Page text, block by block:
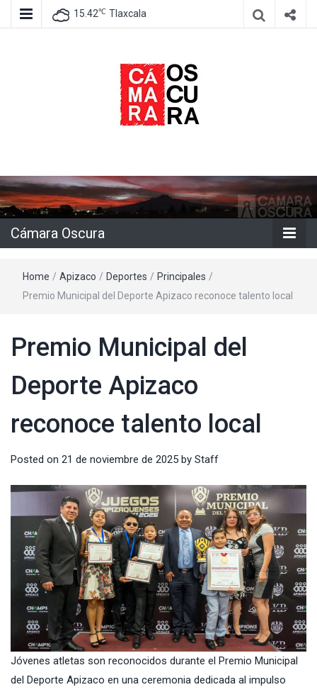
15.42℃ Tlaxcala
Cámara
Oscura
Cámara Oscura
Home / Apizaco / Deportes / Principales /
Premio Municipal del Deporte Apizaco reconoce talento local
Premio Municipal del
Deporte Apizaco
reconoce talento local
Posted on 21 de noviembre de 2025 by Staff
Jóvenes atletas son reconocidos durante el Premio Municipal
del Deporte Apizaco en una ceremonia dedicada al impulso